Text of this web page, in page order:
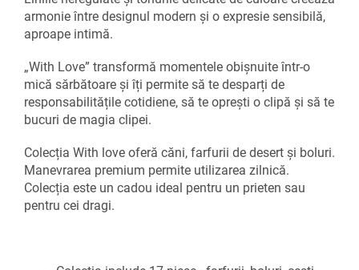
armonie între designul modern și o expresie sensibilă,
aproape intimă.
„With Love” transformă momentele obișnuite într-o
mică sărbătoare și îți permite să te desparți de
responsabilitățile cotidiene, să te oprești o clipă și să te
bucuri de magia clipei.
Colecția With love oferă căni, farfurii de desert și boluri.
Manevrarea premium permite utilizarea zilnică.
Colecția este un cadou ideal pentru un prieten sau
pentru cei dragi.